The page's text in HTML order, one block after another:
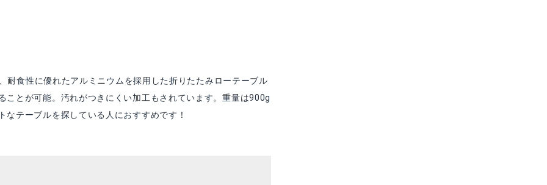
食性に優れたアルミニウムを採用した折りたたみローテーブル
ことが可能。汚れがつきにくい加工もされています。重量は900g
なテーブルを探している人におすすめです！